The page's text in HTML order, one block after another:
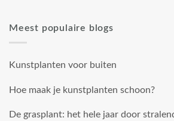
Meest populaire blogs
Kunstplanten voor buiten
Hoe maak je kunstplanten schoon?
De grasplant: het hele jaar door